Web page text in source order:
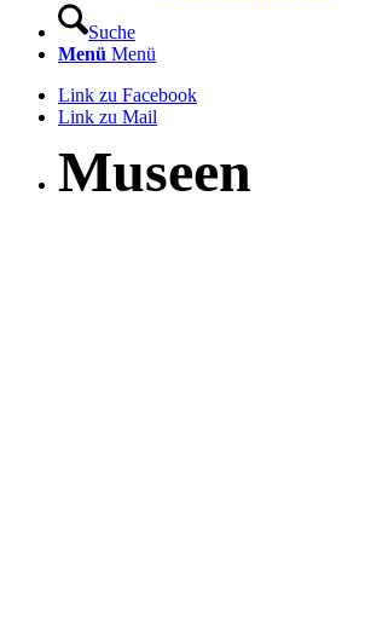
Suche
Menü Menü
Link zu Facebook
Link zu Mail
Museen